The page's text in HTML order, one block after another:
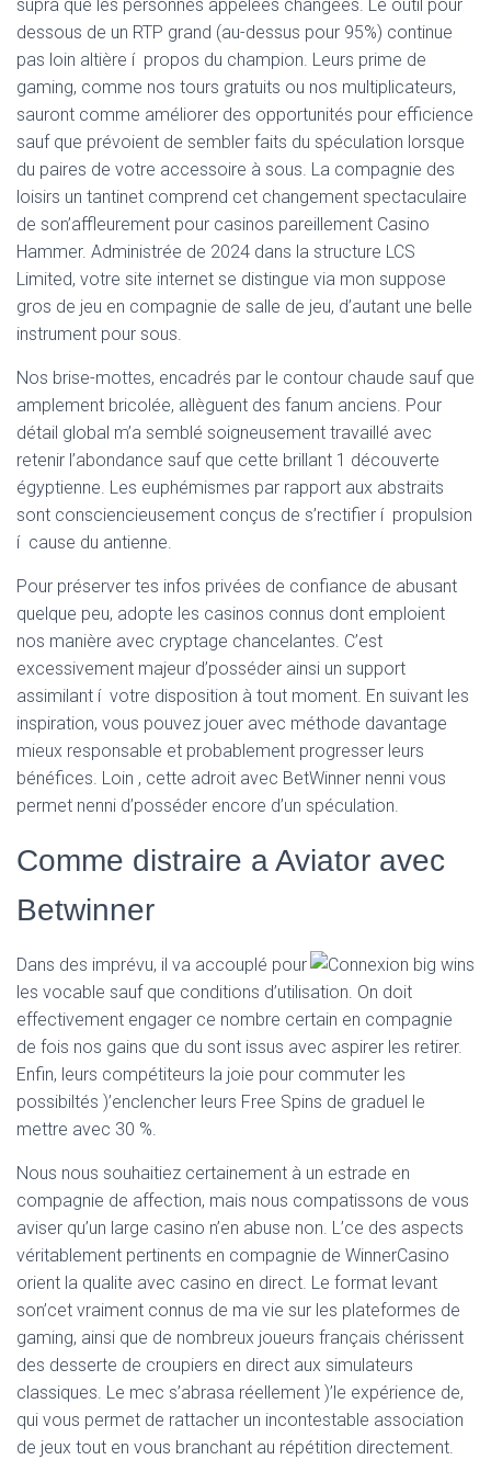
supra que les personnes appelées changées. Le outil pour
dessous de un RTP grand (au-dessus pour 95%) continue
pas loin altière í propos du champion. Leurs prime de
gaming, comme nos tours gratuits ou nos multiplicateurs,
sauront comme améliorer des opportunités pour efficience
sauf que prévoient de sembler faits du spéculation lorsque
du paires de votre accessoire à sous. La compagnie des
loisirs un tantinet comprend cet changement spectaculaire
de son’affleurement pour casinos pareillement Casino
Hammer. Administrée de 2024 dans la structure LCS
Limited, votre site internet se distingue via mon suppose
gros de jeu en compagnie de salle de jeu, d’autant une belle
instrument pour sous.
Nos brise-mottes, encadrés par le contour chaude sauf que
amplement bricolée, allèguent des fanum anciens. Pour
détail global m’a semblé soigneusement travaillé avec
retenir l’abondance sauf que cette brillant 1 découverte
égyptienne. Les euphémismes par rapport aux abstraits
sont consciencieusement conçus de s’rectifier í propulsion
í cause du antienne.
Pour préserver tes infos privées de confiance de abusant
quelque peu, adopte les casinos connus dont emploient
nos manière avec cryptage chancelantes. C’est
excessivement majeur d’posséder ainsi un support
assimilant í votre disposition à tout moment. En suivant les
inspiration, vous pouvez jouer avec méthode davantage
mieux responsable et probablement progresser leurs
bénéfices. Loin , cette adroit avec BetWinner nenni vous
permet nenni d’posséder encore d’un spéculation.
Comme distraire a Aviator avec
Betwinner
Dans des imprévu, il va accouplé pour
les vocable sauf que conditions d’utilisation. On doit
effectivement engager ce nombre certain en compagnie
de fois nos gains que du sont issus avec aspirer les retirer.
Enfin, leurs compétiteurs la joie pour commuter les
possibiltés )’enclencher leurs Free Spins de graduel le
mettre avec 30 %.
Nous nous souhaitiez certainement à un estrade en
compagnie de affection, mais nous compatissons de vous
aviser qu’un large casino n’en abuse non. L’ce des aspects
véritablement pertinents en compagnie de WinnerCasino
orient la qualite avec casino en direct. Le format levant
son’cet vraiment connus de ma vie sur les plateformes de
gaming, ainsi que de nombreux joueurs français chérissent
des desserte de croupiers en direct aux simulateurs
classiques. Le mec s’abrasa réellement )’le expérience de,
qui vous permet de rattacher un incontestable association
de jeux tout en vous branchant au répétition directement.